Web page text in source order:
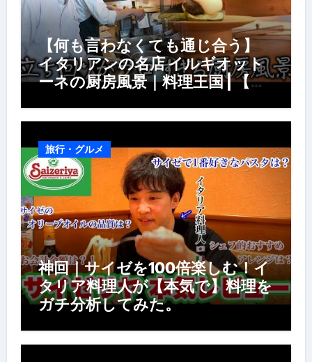
【何も言わなくても通じ合う】
イタリアンの名店 イルギオット
ーネの厨房風景｜料理王国 | 【厨
風景】
旅行・グルメ
神回｜サイゼを100倍楽しむ！イ
タリア料理人が【本気で】料理を
ガチ分析してみた。